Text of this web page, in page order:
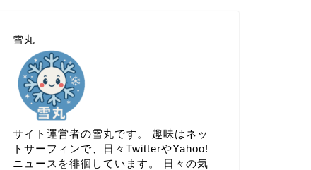
雪丸
サイト運営者の雪丸です。 趣味はネッ
トサーフィンで、日々TwitterやYahoo!
ニュースを徘徊しています。 日々の気